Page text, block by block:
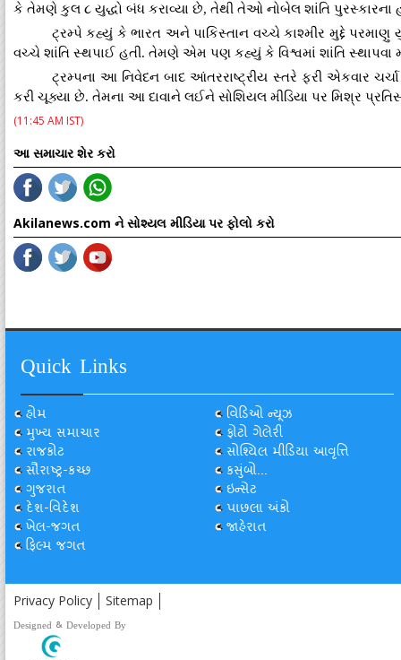
કે તેમણે કુલ ૮ યુદ્ધો બંધ કરાવ્યા છે, તેથી તેઓ નોબેલ શાંતિ પુરસ્કારના
ટ્રમ્પે કહ્યું કે ભારત અને પાકિસ્તાન વચ્ચે કાશ્મીર મુદ્દે પરમાણુ
વચ્ચે શાંતિ સ્થપાઈ હતી. તેમણે એમ પણ કહ્યું કે વિશ્વમાં શાંતિ
ટ્રમ્પના આ નિવેદન બાદ આંતરરાષ્ટ્રીય સ્તરે ફરી એકવાર
કરી ચૂક્યા છે. તેમના આ દાવાને લઈને સોશિયલ મીડિયા પર મિશ્ર
(11:45 AM IST)
આ સમાચાર શેર કરો
Akilanews.com ને સોશ્યલ મીડિયા પર ફોલો કરો
Quick Links
હોમ
મુખ્ય સમાચાર
રાજકોટ
સૌરાષ્ટ્ર-કચ્છ
ગુજરાત
દેશ-વિદેશ
ખેલ-જગત
ફિલ્મ જગત
વિડિઓ ન્યૂઝ
ફોટો ગેલેરી
સોશ્યિલ મીડિયા આવૃત્તિ
કસુંબો...
ઇન્સેટ
પાછલા અંકો
જાહેરાત
Privacy Policy Sitemap
Designed & Developed By